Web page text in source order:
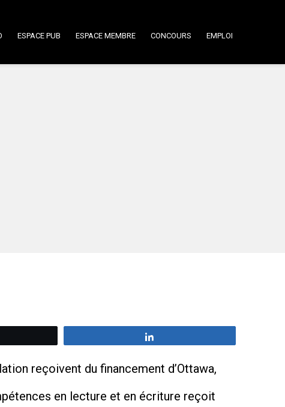
ESPACE PUB ESPACE MEMBRE CONCOURS EMPLOI
reçoivent du financement d’Ottawa,
en lecture et en écriture reçoit